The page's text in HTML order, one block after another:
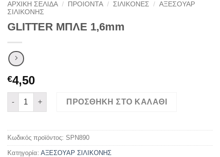
ΑΡΧΙΚΉ ΣΕΛΊΔΑ / ΠΡΟΙΟΝΤΑ / ΣΙΛΙΚΟΝΕΣ / ΑΞΕΣΟΥΑΡ
ΣΙΛΙΚΟΝΗΣ
GLITTER ΜΠΛΕ 1,6mm
€4,50
GLITTER ΜΠΛΕ 1,6mm ποσότητα
ΠΡΟΣΘΉΚΗ ΣΤΟ ΚΑΛΆΘΙ
Κωδικός προϊόντος: SPN890
Κατηγορία: ΑΞΕΣΟΥΑΡ ΣΙΛΙΚΟΝΗΣ